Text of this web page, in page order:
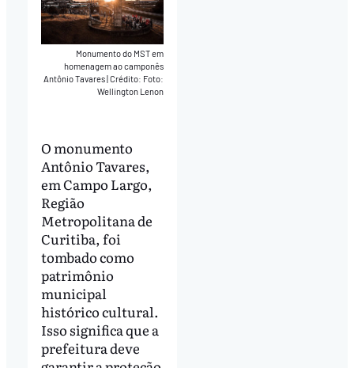
Monumento do MST em
homenagem ao camponês
Antônio Tavares Crédito: Foto:
Wellington Lenon
O monumento
Antônio Tavares,
em Campo Largo,
Região
Metropolitana de
Curitiba, foi
tombado como
patrimônio
municipal
histórico cultural.
Isso significa que a
prefeitura deve